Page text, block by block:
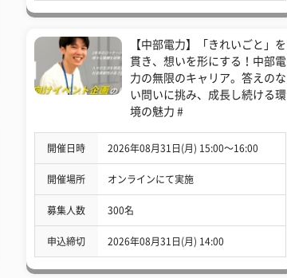
【中部電力】「きれいごと」を
貫き、想いを形にする！中部電
力の無限のキャリア。答えのな
い問いに挑み、成長し続ける環
境の魅力 #
開催日時 2026年08月31日(月) 15:00〜16:00
開催場所 オンラインにて実施
募集人数 300名
申込締切 2026年08月31日(月) 14:00